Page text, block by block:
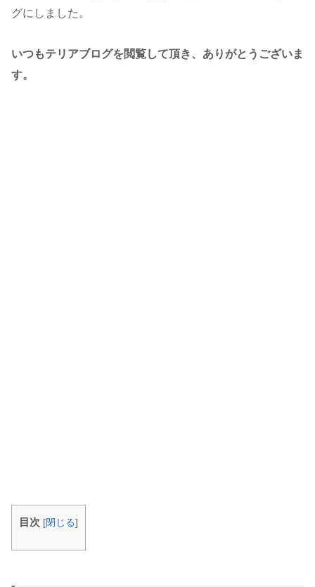
グにしました。
いつもテリアブログを閲覧して頂き、ありがとうございま
す。
目次 [閉じる]